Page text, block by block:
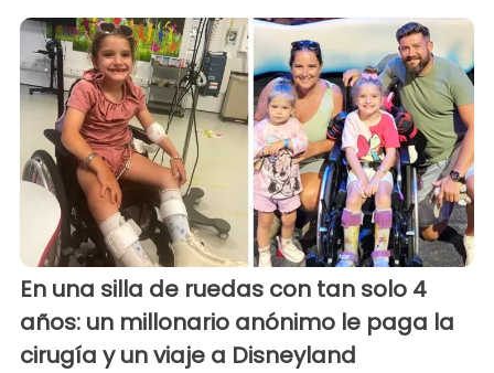
En una silla de ruedas con tan solo 4
años: un millonario anónimo le paga la
cirugía y un viaje a Disneyland